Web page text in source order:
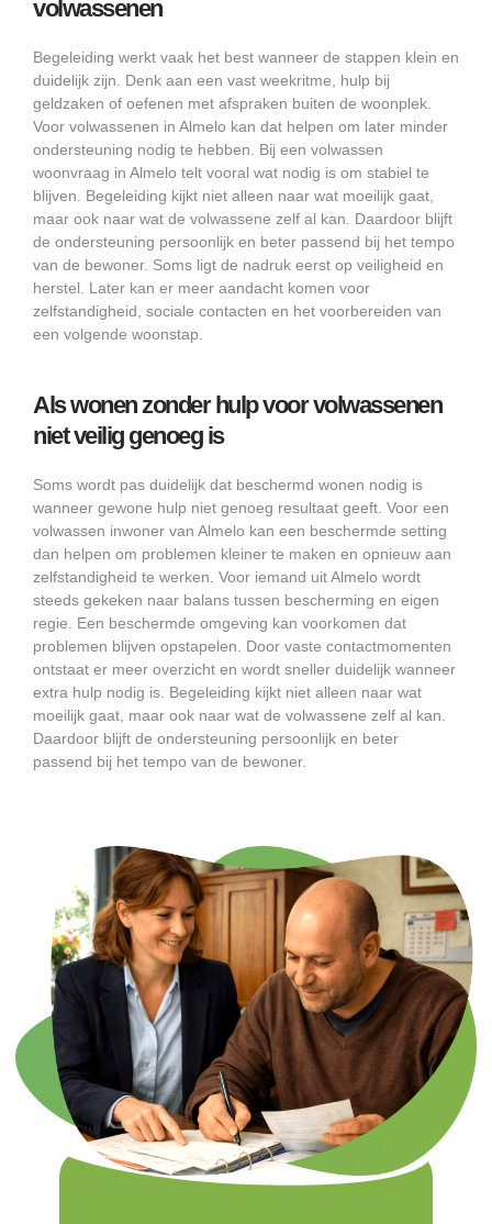
volwassenen
Begeleiding werkt vaak het best wanneer de stappen klein en
duidelijk zijn. Denk aan een vast weekritme, hulp bij
geldzaken of oefenen met afspraken buiten de woonplek.
Voor volwassenen in Almelo kan dat helpen om later minder
ondersteuning nodig te hebben. Bij een volwassen
woonvraag in Almelo telt vooral wat nodig is om stabiel te
blijven. Begeleiding kijkt niet alleen naar wat moeilijk gaat,
maar ook naar wat de volwassene zelf al kan. Daardoor blijft
de ondersteuning persoonlijk en beter passend bij het tempo
van de bewoner. Soms ligt de nadruk eerst op veiligheid en
herstel. Later kan er meer aandacht komen voor
zelfstandigheid, sociale contacten en het voorbereiden van
een volgende woonstap.
Als wonen zonder hulp voor volwassenen
niet veilig genoeg is
Soms wordt pas duidelijk dat beschermd wonen nodig is
wanneer gewone hulp niet genoeg resultaat geeft. Voor een
volwassen inwoner van Almelo kan een beschermde setting
dan helpen om problemen kleiner te maken en opnieuw aan
zelfstandigheid te werken. Voor iemand uit Almelo wordt
steeds gekeken naar balans tussen bescherming en eigen
regie. Een beschermde omgeving kan voorkomen dat
problemen blijven opstapelen. Door vaste contactmomenten
ontstaat er meer overzicht en wordt sneller duidelijk wanneer
extra hulp nodig is. Begeleiding kijkt niet alleen naar wat
moeilijk gaat, maar ook naar wat de volwassene zelf al kan.
Daardoor blijft de ondersteuning persoonlijk en beter
passend bij het tempo van de bewoner.